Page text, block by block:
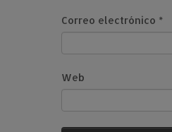
Correo electrónico *
Web